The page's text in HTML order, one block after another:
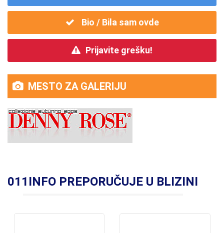
Bio / Bila sam ovde
Prijavite grešku!
MESTO ZA GALERIJU
011INFO PREPORUČUJE U BLIZINI